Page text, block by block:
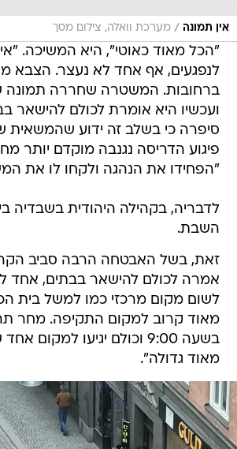
אין תמונה / מערכת וואלה, צילום מסך
"הכל מאוד כאוטי", היא המשיכה.
לנפגעים, אף אחד לא נעצר. הצבא
ברחובות. המשטרה שחררה תמונה
ועכשיו היא אומרת לכולם להישאר
סיפרה כי בשלב זה ידוע שהמשאית
פיגוע הדריסה נגנבה מוקדם יותר
"הפחידו את הנהגה ולקחו לו את
לדבריה, בקהילה היהודית בשבדיה
השבת.
זאת, בשל האבטחה הרבה סביב
אמרה לכולם להישאר בבתים, אחד
לשום מקום מרכזי כמו למשל בית
מאוד קרוב למקום התקיפה. מחר
בשעה 9:00 וכולם יגיעו
מאוד גדולה".